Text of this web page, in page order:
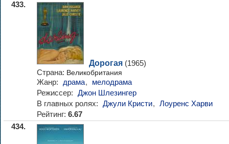
433.
Дорогая (1965)
Страна: Великобритания
Жанр: драма,
мелодрама
Режиссер: Джон Шлезингер
В главных ролях: Джули Кристи, Лоуренс Харви
Рейтинг: 6.67
434.